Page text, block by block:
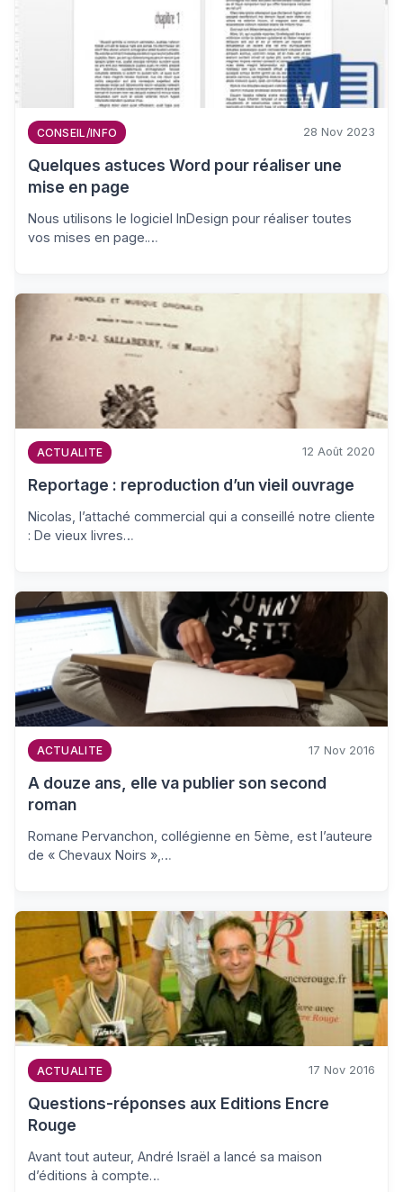
CONSEIL/INFO 28 Nov 2023
Quelques astuces Word pour réaliser une
mise en page
Nous utilisons le logiciel InDesign pour réaliser toutes
vos mises en page.…
ACTUALITE 12 Août 2020
Reportage : reproduction d’un vieil ouvrage
Nicolas, l’attaché commercial qui a conseillé notre cliente
: De vieux livres…
ACTUALITE 17 Nov 2016
A douze ans, elle va publier son second
roman
Romane Pervanchon, collégienne en 5ème, est l’auteure
de « Chevaux Noirs »,…
ACTUALITE 17 Nov 2016
Questions-réponses aux Editions Encre
Rouge
Avant tout auteur, André Israël a lancé sa maison
d’éditions à compte…